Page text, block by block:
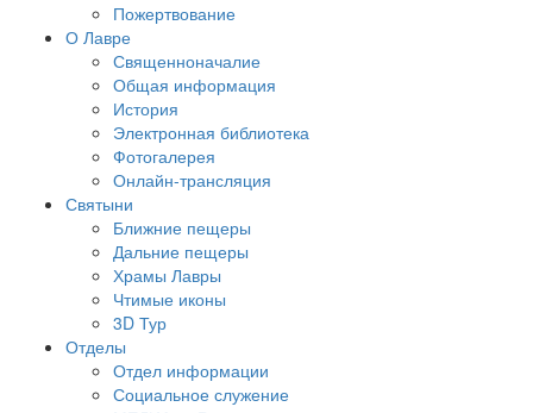
Пожертвование
О Лавре
Священноначалие
Общая информация
История
Электронная библиотека
Фотогалерея
Онлайн-трансляция
Святыни
Ближние пещеры
Дальние пещеры
Храмы Лавры
Чтимые иконы
3D Тур
Отделы
Отдел информации
Социальное служение